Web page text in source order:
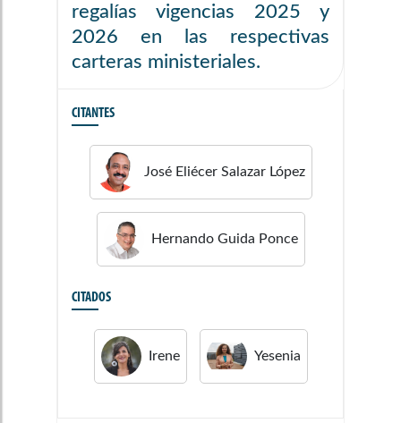
regalías vigencias 2025 y
2026 en las respectivas
carteras ministeriales.
CITANTES
José Eliécer Salazar López
Hernando Guida Ponce
CITADOS
Irene Yesenia